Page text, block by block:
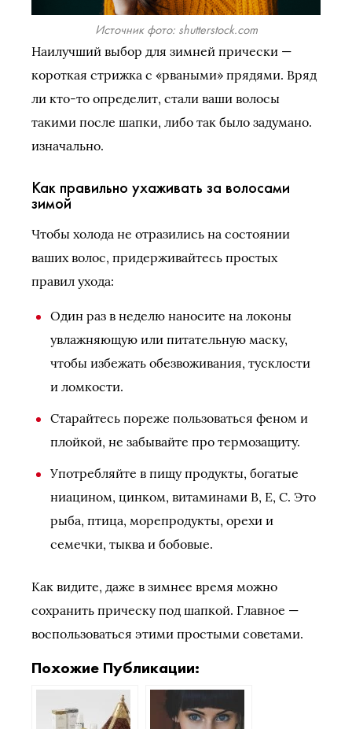
Источник фото: shutterstock.com
Наилучший выбор для зимней прически —
короткая стрижка с «рваными» прядями. Вряд
ли кто-то определит, стали ваши волосы
такими после шапки, либо так было задумано.
изначально.
Как правильно ухаживать за волосами
зимой
Чтобы холода не отразились на состоянии
ваших волос, придерживайтесь простых
правил ухода:
Один раз в неделю наносите на локоны
увлажняющую или питательную маску,
чтобы избежать обезвоживания, тусклости
и ломкости.
Старайтесь пореже пользоваться феном и
плойкой, не забывайте про термозащиту.
Употребляйте в пищу продукты, богатые
ниацином, цинком, витаминами В, Е, С. Это
рыба, птица, морепродукты, орехи и
семечки, тыква и бобовые.
Как видите, даже в зимнее время можно
сохранить прическу под шапкой. Главное —
воспользоваться этими простыми советами.
Похожие Публикации: